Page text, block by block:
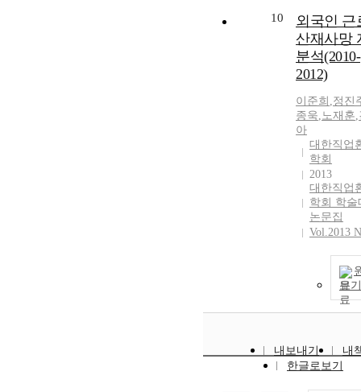
10
외국인 근
산재사망
분석(2010-
2012)
이준희 ,정진
종욱,노재훈,
아
대한직업
학회
2013
대한직업
학회 학술
논문집
Vol.2013
보기
내보내기
내
한글로보기